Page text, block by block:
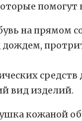
на прямом
вид изделий.
кожаной